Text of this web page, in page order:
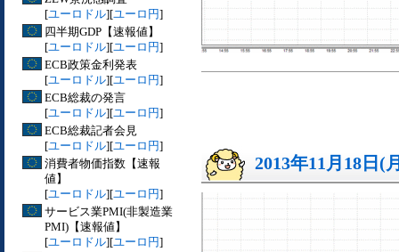
[ユーロドル][ユーロ円]
四半期GDP【速報値】
[ユーロドル][ユーロ円]
ECB政策金利発表
[ユーロドル][ユーロ円]
ECB総裁の発言
[ユーロドル][ユーロ円]
ECB総裁記者会見
[ユーロドル][ユーロ円]
消費者物価指数【速報
値】
[ユーロドル][ユーロ円]
サービス業PMI(非製造業
PMI)【速報値】
[ユーロドル][ユーロ円]
2013年11月18日(